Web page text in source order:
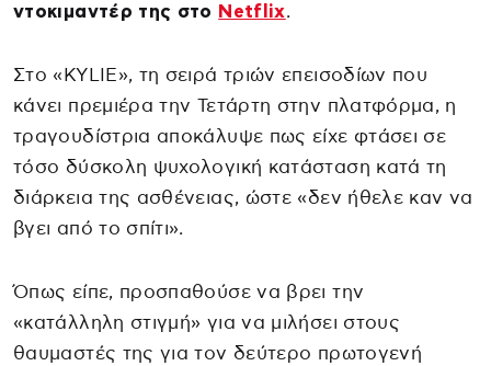
ντοκιμαντέρ της στο Netflix.
Στο «KYLIE», τη σειρά τριών επεισοδίων που
κάνει πρεμιέρα την Τετάρτη στην πλατφόρμα, η
τραγουδίστρια αποκάλυψε πως είχε φτάσει σε
τόσο δύσκολη ψυχολογική κατάσταση κατά τη
διάρκεια της ασθένειας, ώστε «δεν ήθελε καν να
βγει από το σπίτι».
Όπως είπε, προσπαθούσε να βρει την
«κατάλληλη στιγμή» για να μιλήσει στους
θαυμαστές της για τον δεύτερο πρωτογενή